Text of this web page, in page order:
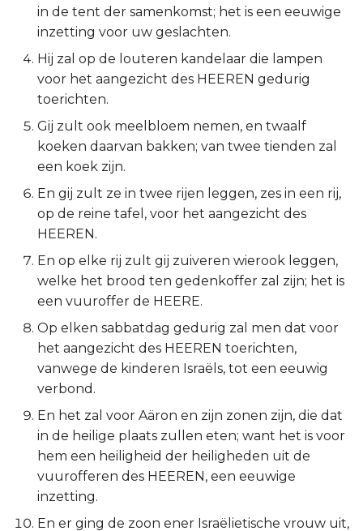
1 Korinthe
2 Korinthe
Galaten
Éfeze
Filipenzen
Kolossenzen
1 Thessalonicenzen
2 Thessalonicenzen
1 Timótheüs
2 Timótheüs
Titus
Filémon
Hebreeën
in de tent der samenkomst; het is een eeuwige
inzetting voor uw geslachten.
Hij zal op de louteren kandelaar die lampen
voor het aangezicht des HEEREN gedurig
toerichten.
Gij zult ook meelbloem nemen, en twaalf
koeken daarvan bakken; van twee tienden zal
een koek zijn.
En gij zult ze in twee rijen leggen, zes in een rij,
op de reine tafel, voor het aangezicht des
HEEREN.
En op elke rij zult gij zuiveren wierook leggen,
welke het brood ten gedenkoffer zal zijn; het is
een vuuroffer de HEERE.
Op elken sabbatdag gedurig zal men dat voor
het aangezicht des HEEREN toerichten,
vanwege de kinderen Israëls, tot een eeuwig
verbond.
En het zal voor Aäron en zijn zonen zijn, die dat
in de heilige plaats zullen eten; want het is voor
hem een heiligheid der heiligheden uit de
vuurofferen des HEEREN, een eeuwige
inzetting.
En er ging de zoon ener Israëlietische vrouw uit,